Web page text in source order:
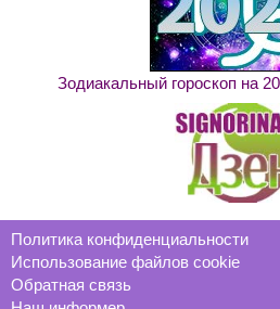
Зодиакальный гороскоп на
Политика конфиденциальности
Использование файлов cookie
Обратная связь